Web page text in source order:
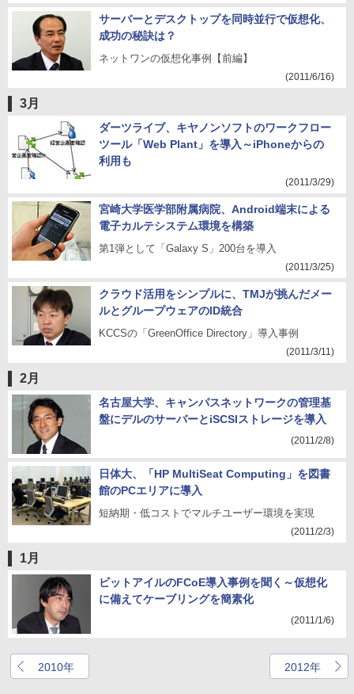
サーバーとデスクトップを同時並行で仮想化、
成功の秘訣は？
ネットワンの仮想化事例【前編】
(2011/6/16)
3月
ダーツライブ、キヤノンソフトのワークフロー
ツール「Web Plant」を導入～iPhoneからの
利用も
(2011/3/29)
宮崎大学医学部附属病院、Android端末による
電子カルテシステム環境を構築
第1弾として「Galaxy S」200台を導入
(2011/3/25)
クラウド活用をシンプルに、TMJが挑んだメー
ルとグループウェアのID統合
KCCSの「GreenOffice Directory」導入事例
(2011/3/11)
2月
名古屋大学、キャンパスネットワークの管理基
盤にデルのサーバーとiSCSIストレージを導入
(2011/2/8)
日体大、「HP MultiSeat Computing」を図書
館のPCエリアに導入
短納期・低コストでマルチユーザー環境を実現
(2011/2/3)
1月
ビットアイルのFCoE導入事例を聞く～仮想化
に備えてケーブリングを簡素化
(2011/1/6)
2010年 2012年